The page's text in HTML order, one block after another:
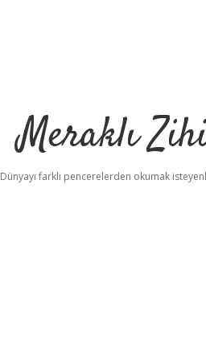
Meraklı
Dünyayı farklı pencerelerden okumak